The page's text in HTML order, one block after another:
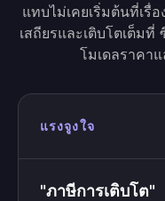
แทบไม่เคยเริ่มต้นที่เรื่
เสถียรและเติบโตเต็ม
โมเดลราคา
แรงจูงใจ
"ภาษีการเติบโต"